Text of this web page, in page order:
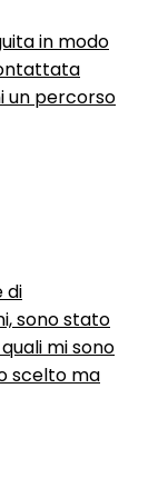
in modo
un percorso
di
sono stato
mi sono
scelto ma